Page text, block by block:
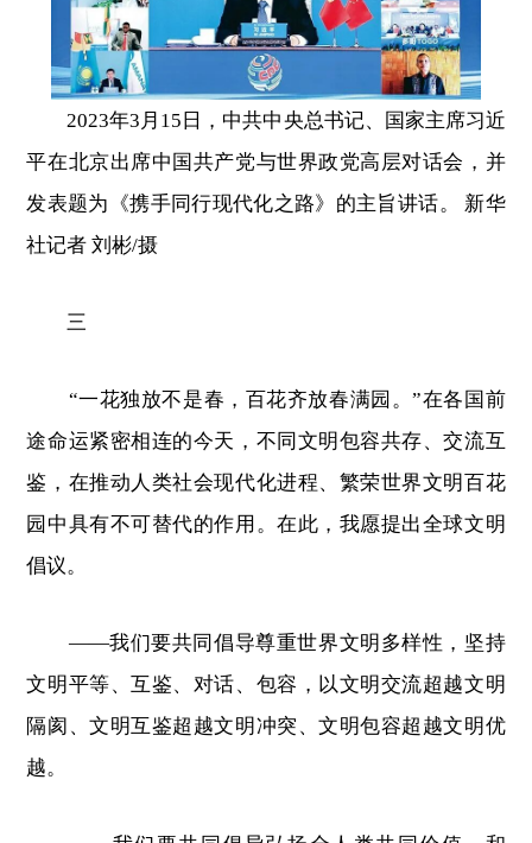
2023年3月15日，中共中央总书记、国家主席习近
平在北京出席中国共产党与世界政党高层对话会，并
发表题为《携手同行现代化之路》的主旨讲话。 新华
社记者 刘彬/摄
三
“一花独放不是春，百花齐放春满园。”在各国前
途命运紧密相连的今天，不同文明包容共存、交流互
鉴，在推动人类社会现代化进程、繁荣世界文明百花
园中具有不可替代的作用。在此，我愿提出全球文明
倡议。
——我们要共同倡导尊重世界文明多样性，坚持
文明平等、互鉴、对话、包容，以文明交流超越文明
隔阂、文明互鉴超越文明冲突、文明包容超越文明优
越。